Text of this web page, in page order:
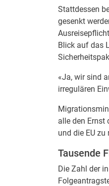
Stattdessen
gesenkt
Blick auf das
«Ja, wir sind
irregulären
alle den Ernst
und die EU zu
Tausende
Die Zahl der